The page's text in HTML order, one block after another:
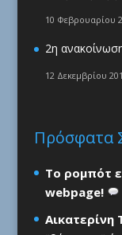
10 Φεβρουαρίου
2η
12 Δεκεμβρίου
Πρόσφατα
Το ρομπότ
webpage!
Αικατερίνη